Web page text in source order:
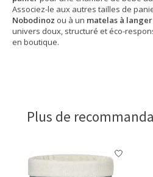
Associez-le aux autres tailles de
Nobodinoz ou à un matelas à
univers doux, structuré et éco-
en boutique.
Plus de
Articles du carrousel de produits